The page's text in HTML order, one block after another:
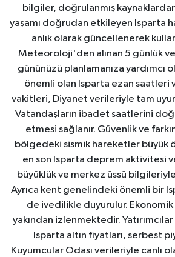
bilgiler, doğrulanmış
yaşamı doğrudan etkileyen Isparta
anlık olarak güncellenerek
Meteoroloji'den alınan 5 günlük
gününüzü planlamanıza yardımcı
önemli olan Isparta ezan saatleri
vakitleri, Diyanet verileriyle tam
Vatandaşların ibadet saatlerini
etmesi sağlanır. Güvenlik ve
bölgedeki sismik hareketler büyük
en son Isparta deprem aktivitesi
büyüklük ve merkez üssü bilgileriyle
Ayrıca kent genelindeki önemli bir
de ivedilikle duyurulur.
yakından izlenmektedir.
Isparta altın fiyatları, serbest
Kuyumcular Odası verileriyle canlı